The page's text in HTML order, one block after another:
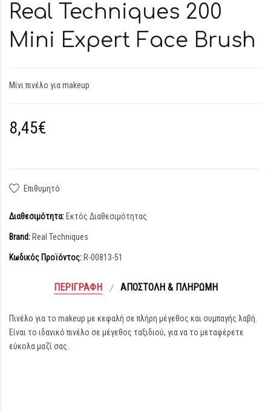
Real Techniques 200
Mini Expert Face Brush
Μίνι πινέλο για makeup
8,45€
Επιθυμητό
Διαθεσιμότητα: Εκτός Διαθεσιμότητας
Brand: Real Techniques
Κωδικός Προϊόντος: R-00813-51
ΠΕΡΙΓΡΑΦΉ ΑΠΟΣΤΟΛΉ & ΠΛΗΡΩΜΉ
Πινέλο για το makeup με κεφαλή σε πλήρη μέγεθος και συμπαγής λαβή.
Είναι το ιδανικό πινέλο σε μέγεθος ταξιδιού, για να το μεταφέρετε
εύκολα μαζί σας.